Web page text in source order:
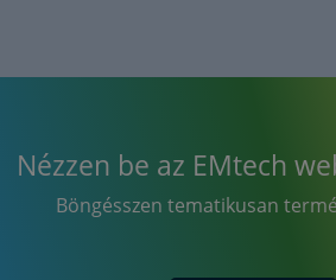
Nézzen be az EMtech
Böngésszen tematikusan